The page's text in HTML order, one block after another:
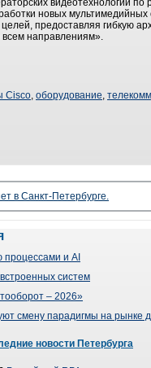
видеотехнологий по
новых мультимедийных
предоставляя гибкую
направлениям».
Cisco, оборудование,
в Санкт-Петербурге.
процессами и AI
систем
– 2026»
смену парадигмы на рынке
новости Петербурга